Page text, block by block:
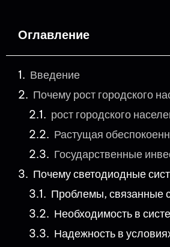
Оглавление
Введение
Почему рост городского
рост городского
Растущая
Государственные
Почему светодиодные
Проблемы, связанные
Необходимость в
Надежность в